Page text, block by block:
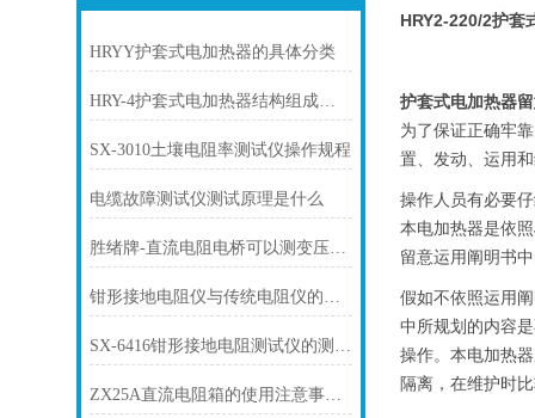
HRYY护套式电加热器的具体分类
HRY-4护套式电加热器结构组成部分
SX-3010土壤电阻率测试仪操作规程
电缆故障测试仪测试原理是什么
胜绪牌-直流电阻电桥可以测变压器直流电阻吗
钳形接地电阻仪与传统电阻仪的差异
SX-6416钳形接地电阻测试仪的测试原理
ZX25A直流电阻箱的使用注意事项有哪些
HRY2-220/2护套
护套式电加热器
为了保证正确牢
置、发动、运用
操作人员有必要
本电加热器是依
留意运用阐明书
假如不依照运用
中所规划的内容
操作。 本电加热
隔离，在维护时